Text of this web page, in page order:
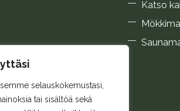
selauskokemustasi,
tai sisältöä sekä
Katso